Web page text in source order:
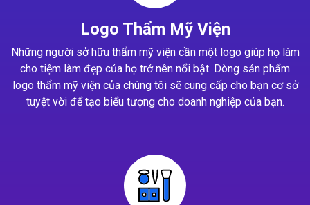
Logo Thẩm Mỹ Viện
Những người sở hữu thẩm mỹ viện cần một logo giúp họ làm
cho tiệm làm đẹp của họ trở nên nổi bật. Dòng sản phẩm
logo thẩm mỹ viện của chúng tôi sẽ cung cấp cho bạn cơ sở
tuyệt vời để tạo biểu tượng cho doanh nghiệp của bạn.